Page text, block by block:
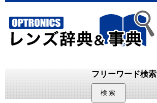
フリーワード検索